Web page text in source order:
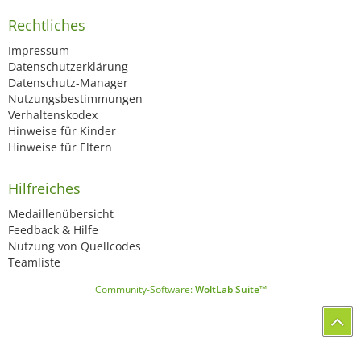
Rechtliches
Impressum
Datenschutzerklärung
Datenschutz-Manager
Nutzungsbestimmungen
Verhaltenskodex
Hinweise für Kinder
Hinweise für Eltern
Hilfreiches
Medaillenübersicht
Feedback & Hilfe
Nutzung von Quellcodes
Teamliste
Community-Software:WoltLab Suite™